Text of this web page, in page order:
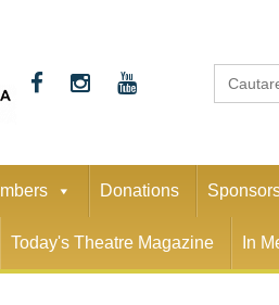
Search
for:
Donations
Today's Theatre Magazine In